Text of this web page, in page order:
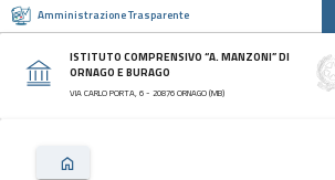
Amministrazione Trasparente
ISTITUTO COMPRENSIVO “A. MANZONI” DI
ORNAGO E BURAGO
VIA CARLO PORTA, 6 - 20876 ORNAGO (MB)
Sezioni
Disposizioni
Generali
Consulenti